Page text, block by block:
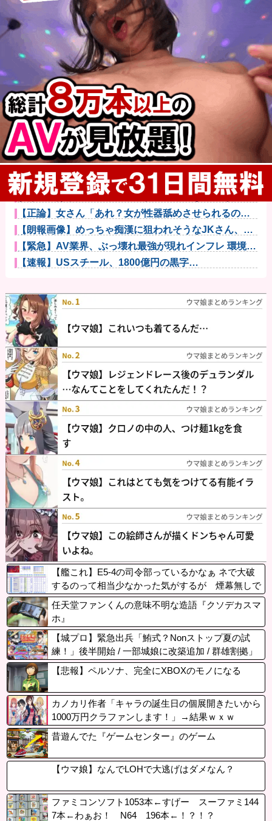
【画像】人工肛門の松本人志さん、最新の姿に心配の
声殺到…
【悲報】母親、息子を通して男の競争の厳しさを知る
ｗｗｗｗ
【悲報】八王子の夏祭り、衛生管理終わってた
【朗報】ハンターハンター最新話、ベンジャミンが覚
醒して主人公...
F1ルーキーシーズンに3年分の経験を積んだ感覚とメル
セデスの...
戦時中、複数の大学で輸血の人体実験…患者にウマな
ど動物の血使...
災害等のために高価なポータブル電源を用意、だが数
年で電源すら...
カープ選手の『副業禁止』を決断。オフのトークショ
ーやテレビ出...
【画像】雛形あきこ（48）水着グラビア写真集発売へ
ｗｗｗｗｗ...
彼女「結婚したらバイク禁止ね」ワイ「なんでそれを
入籍日を決め...
【正論】女さん「あれ？女が性器舐めさせられるのっ
ておかしくね...
【朗報画像】めっちゃ痴漢に狙われそうなJKさん、痴
漢を逮捕ｗ...
【緊急】AV業界、ぶっ壊れ最強が現れインフレ 環境崩
壊ｗｗｗ...
【速報】USスチール、1800億円の黒字
【艦これ】E5-4の司令部っているかなぁ ネで大破
するのって相当少なかった気がするが 煙幕無しで
任天堂ファンくんの意味不明な造語『クソデカスマ
ホ』
【城プロ】緊急出兵「鮪式？Nonストップ夏の試
練！」後半開始 / 一部城娘に改築追加 / 群雄割拠」
マップ更新など
【悲報】ペルソナ、完全にXBOXのモノになる
カノカリ作者「キャラの誕生日の個展開きたいから
1000万円クラファンします！」→結果ｗｘｗ
昔遊んでた『ゲームセンター』のゲーム
【ウマ娘】なんでLOHで大逃げはダメなん？
ファミコンソフト1053本←すげー スーファミ144
7本←わぁお！ N64 196本←！？！？